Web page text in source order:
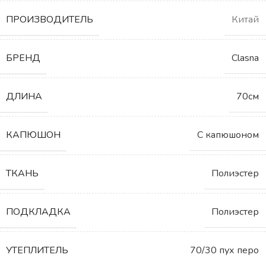
ПРОИЗВОДИТЕЛЬ Китай
БРЕНД Clasna
ДЛИНА 70см
КАПЮШОН С капюшоном
ТКАНЬ Полиэстер
ПОДКЛАДКА Полиэстер
УТЕПЛИТЕЛЬ 70/30 пух перо